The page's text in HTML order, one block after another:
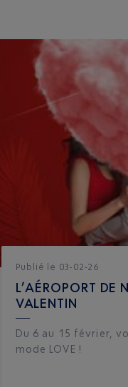
Publié le 03-02-26
L’AÉROPORT DE
VALENTIN
Du 6 au 15 février,
mode LOVE !